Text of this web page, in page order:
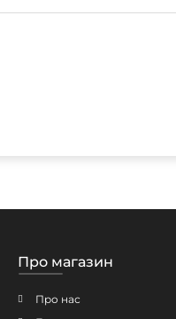
Про магазин
Про нас